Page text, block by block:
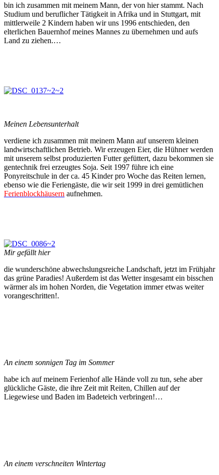
bin ich zusammen mit meinem Mann, der von hier stammt. Nach
Studium und beruflicher Tätigkeit in Afrika und in Stuttgart, mit
mittlerweile 2 Kindern haben wir uns 1996 entschieden, den
elterlichen Bauernhof meines Mannes zu übernehmen und aufs
Land zu ziehen.…
Meinen Lebensunterhalt
verdiene ich zusammen mit meinem Mann auf unserem kleinen
landwirtschaftlichen Betrieb. Wir erzeugen Eier, die Hühner werden
mit unserem selbst produzierten Futter gefüttert, dazu bekommen sie
gentechnik frei erzeugtes Soja. Seit 1997 führe ich eine
Ponyreitschule in der ca. 45 Kinder pro Woche das Reiten lernen,
ebenso wie die Feriengäste, die wir seit 1999 in drei gemütlichen
Ferienblockhäusern aufnehmen.
Mir gefällt hier
die wunderschöne abwechslungsreiche Landschaft, jetzt im Frühjahr
das grüne Paradies! Außerdem ist das Wetter insgesamt ein bisschen
wärmer als im hohen Norden, die Vegetation immer etwas weiter
vorangeschritten!.
An einem sonnigen Tag im Sommer
habe ich auf meinem Ferienhof alle Hände voll zu tun, sehe aber
glückliche Gäste, die ihre Zeit mit Reiten, Chillen auf der
Liegewiese und Baden im Badeteich verbringen!…
An einem verschneiten Wintertag